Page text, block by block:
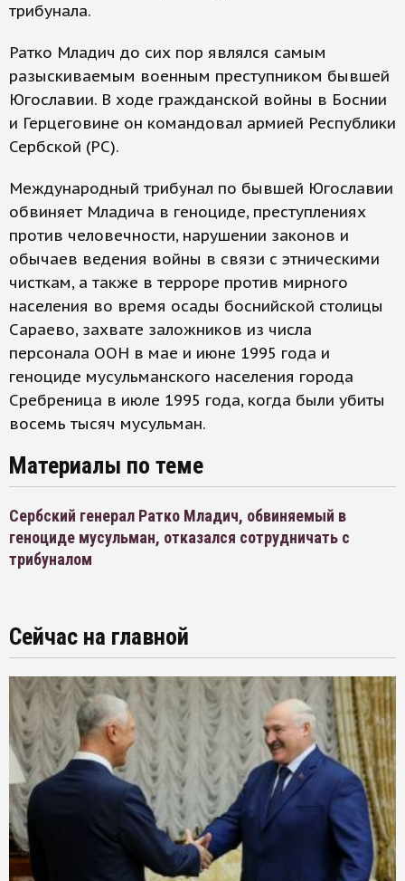
трибунала.
Ратко Младич до сих пор являлся самым
разыскиваемым военным преступником бывшей
Югославии. В ходе гражданской войны в Боснии
и Герцеговине он командовал армией Республики
Сербской (РС).
Международный трибунал по бывшей Югославии
обвиняет Младича в геноциде, преступлениях
против человечности, нарушении законов и
обычаев ведения войны в связи с этническими
чисткам, а также в терроре против мирного
населения во время осады боснийской столицы
Сараево, захвате заложников из числа
персонала ООН в мае и июне 1995 года и
геноциде мусульманского населения города
Сребреница в июле 1995 года, когда были убиты
восемь тысяч мусульман.
Материалы по теме
Сербский генерал Ратко Младич, обвиняемый в
геноциде мусульман, отказался сотрудничать с
трибуналом
Сейчас на главной